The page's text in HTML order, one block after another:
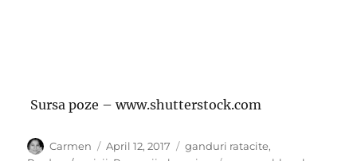
Sursa poze – www.shutterstock.com
Author
Carmen
Posted
April 12, 2017 Categories
ganduri ratacite,